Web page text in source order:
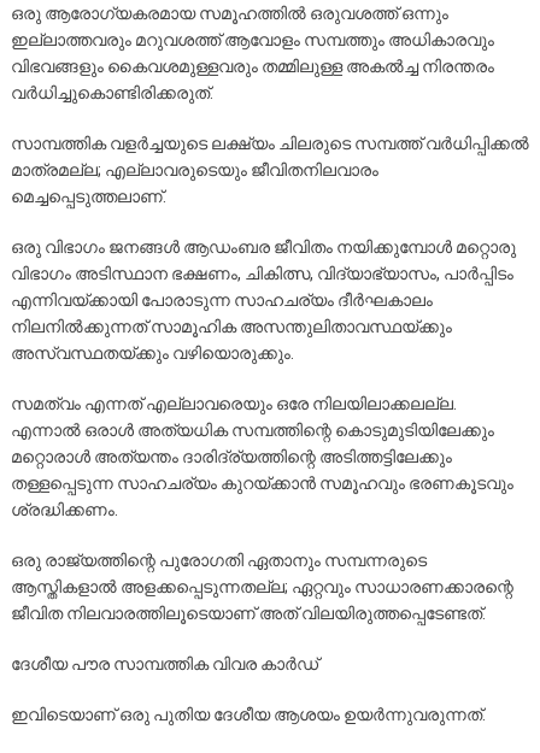
ഒരു ആരോഗ്യകരമായ സമൂഹത്തിൽ ഒരുവശത്ത് ഒന്നും
ഇല്ലാത്തവരും മറുവശത്ത് ആവോളം സമ്പത്തും അധികാരവും
വിഭവങ്ങളും കൈവശമുള്ളവരും തമ്മിലുള്ള അകൽച്ച നിരന്തരം
വർധിച്ചുകൊണ്ടിരിക്കരുത്.
സാമ്പത്തിക വളർച്ചയുടെ ലക്ഷ്യം ചിലരുടെ സമ്പത്ത് വർധിപ്പിക്കൽ
മാത്രമല്ല; എല്ലാവരുടെയും ജീവിതനിലവാരം
മെച്ചപ്പെടുത്തലാണ്.
ഒരു വിഭാഗം ജനങ്ങൾ ആഡംബര ജീവിതം നയിക്കുമ്പോൾ മറ്റൊരു
വിഭാഗം അടിസ്ഥാന ഭക്ഷണം, ചികിത്സ, വിദ്യാഭ്യാസം, പാർപ്പിടം
എന്നിവയ്ക്കായി പോരാടുന്ന സാഹചര്യം ദീർഘകാലം
നിലനിൽക്കുന്നത് സാമൂഹിക അസന്തുലിതാവസ്ഥയ്ക്കും
അസ്വസ്ഥതയ്ക്കും വഴിയൊരുക്കും.
സമത്വം എന്നത് എല്ലാവരെയും ഒരേ നിലയിലാക്കലല്ല.
എന്നാൽ ഒരാൾ അത്യധിക സമ്പത്തിന്റെ കൊടുമുടിയിലേക്കും
മറ്റൊരാൾ അത്യന്തം ദാരിദ്ര്യത്തിന്റെ അടിത്തട്ടിലേക്കും
തള്ളപ്പെടുന്ന സാഹചര്യം കുറയ്ക്കാൻ സമൂഹവും ഭരണകൂടവും
ശ്രദ്ധിക്കണം.
ഒരു രാജ്യത്തിന്റെ പുരോഗതി ഏതാനും സമ്പന്നരുടെ
ആസ്തികളാൽ അളക്കപ്പെടുന്നതല്ല; ഏറ്റവും സാധാരണക്കാരന്റെ
ജീവിത നിലവാരത്തിലൂടെയാണ് അത് വിലയിരുത്തപ്പെടേണ്ടത്.
ദേശീയ പൗര സാമ്പത്തിക വിവര കാർഡ്
ഇവിടെയാണ് ഒരു പുതിയ ദേശീയ ആശയം ഉയർന്നുവരുന്നത്.